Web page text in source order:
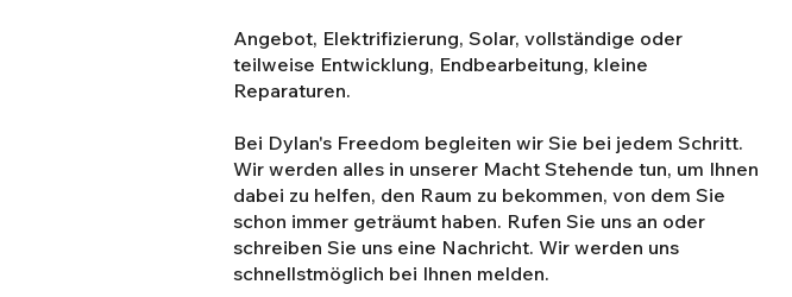
Angebot, Elektrifizierung, Solar, vollständige oder
teilweise Entwicklung, Endbearbeitung, kleine
Reparaturen.
Bei Dylan's Freedom begleiten wir Sie bei jedem Schritt.
Wir werden alles in unserer Macht Stehende tun, um Ihnen
dabei zu helfen, den Raum zu bekommen, von dem Sie
schon immer geträumt haben. Rufen Sie uns an oder
schreiben Sie uns eine Nachricht. Wir werden uns
schnellstmöglich bei Ihnen melden.